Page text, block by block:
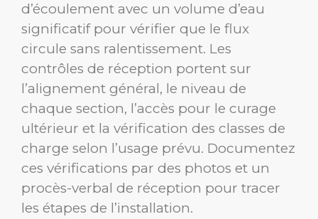
d’écoulement avec un volume d’eau
significatif pour vérifier que le flux
circule sans ralentissement. Les
contrôles de réception portent sur
l’alignement général, le niveau de
chaque section, l’accès pour le curage
ultérieur et la vérification des classes de
charge selon l’usage prévu. Documentez
ces vérifications par des photos et un
procès-verbal de réception pour tracer
les étapes de l’installation.